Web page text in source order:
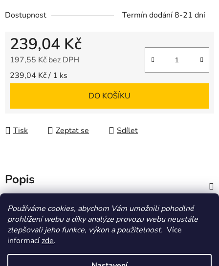
Používáme cookies, abychom Vám umožnili pohodlné
prohlížení webu a díky analýze provozu webu neustále
zlepšovali jeho funkce, výkon a použitelnost. Více
informacízde.
Dostupnost Termín dodání 8-21 dní
239,04 Kč
197,55 Kč bez DPH
Měrná cena:
239,04 Kč / 1 ks
DO KOŠÍKU
Tisk Zeptat se Sdílet
Popis
Diskuze
HOMOLA-shop.cz ZDE NAJDETE VÝDEJNÍ MÍSTO